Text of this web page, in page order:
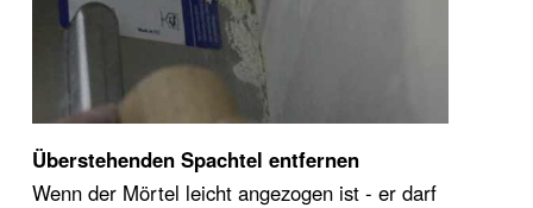
Überstehenden Spachtel entfernen
Wenn der Mörtel leicht angezogen ist - er darf